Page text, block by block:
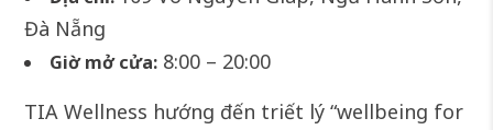
Đà Nẵng
Giờ mở cửa: 8:00 – 20:00
TIA Wellness hướng đến triết lý “wellbeing for